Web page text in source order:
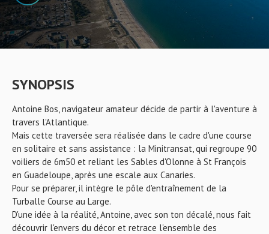
SYNOPSIS
Antoine Bos, navigateur amateur décide de partir à l'aventure à
travers l'Atlantique.
Mais cette traversée sera réalisée dans le cadre d'une course
en solitaire et sans assistance : la Minitransat, qui regroupe 90
voiliers de 6m50 et reliant les Sables d'Olonne à St François
en Guadeloupe, après une escale aux Canaries.
Pour se préparer, il intègre le pôle d'entraînement de la
Turballe Course au Large.
D'une idée à la réalité, Antoine, avec son ton décalé, nous fait
découvrir l'envers du décor et retrace l'ensemble des